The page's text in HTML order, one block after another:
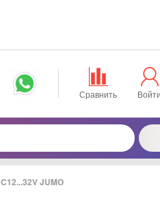
Сравнить Войти
JUMO